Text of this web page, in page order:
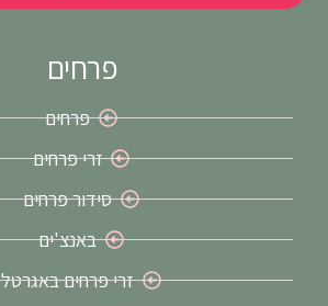
פרחים
פרחים
זרי פרחים
סידור פרחים
באנצ'ים
זרי פרחים באגרטל